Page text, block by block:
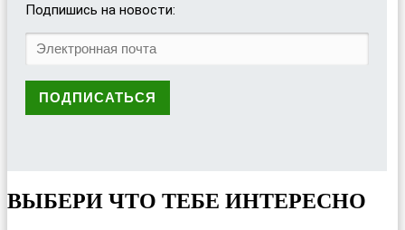
Подпишись на новости:
ВЫБЕРИ ЧТО ТЕБЕ ИНТЕРЕСНО